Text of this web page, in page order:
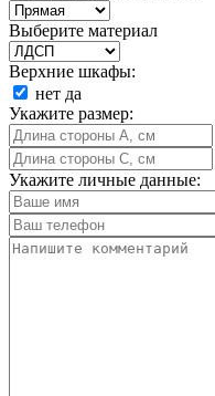
Выберите материал
Верхние шкафы:
нет да
Укажите размер:
Укажите личные данные: